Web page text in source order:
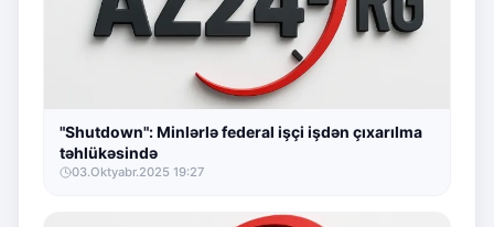
"Shutdown": Minlərlə federal işçi işdən çıxarılma
təhlükəsində
03.Oktyabr.2025 19:27